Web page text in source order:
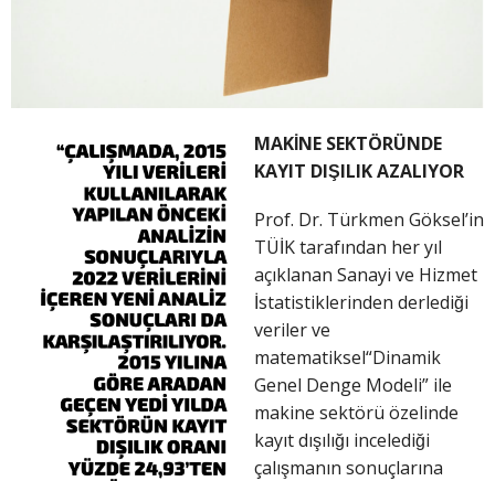
MAKİNE SEKTÖRÜNDE
KAYIT DIŞILIK AZALIYOR
Prof. Dr. Türkmen Göksel’in
TÜİK tarafından her yıl
açıklanan Sanayi ve Hizmet
İstatistiklerinden derlediği
veriler ve
matematiksel“Dinamik
Genel Denge Modeli” ile
makine sektörü özelinde
kayıt dışılığı incelediği
çalışmanın sonuçlarına